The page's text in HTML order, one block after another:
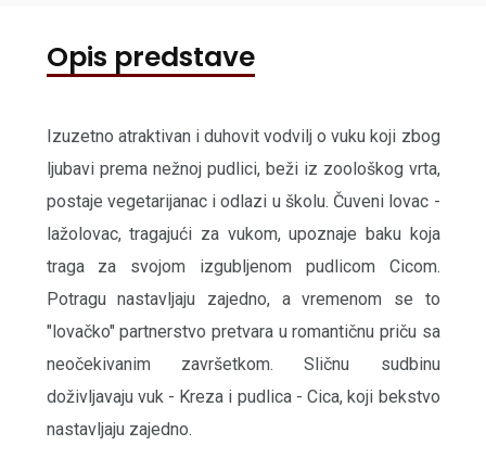
Opis predstave
Izuzetno atraktivan i duhovit vodvilj o vuku koji zbog
ljubavi prema nežnoj pudlici, beži iz zoološkog vrta,
postaje vegetarijanac i odlazi u školu. Čuveni lovac -
lažolovac, tragajući za vukom, upoznaje baku koja
traga za svojom izgubljenom pudlicom Cicom.
Potragu nastavljaju zajedno, a vremenom se to
"lovačko" partnerstvo pretvara u romantičnu priču sa
neočekivanim završetkom. Sličnu sudbinu
doživljavaju vuk - Kreza i pudlica - Cica, koji bekstvo
nastavljaju zajedno.